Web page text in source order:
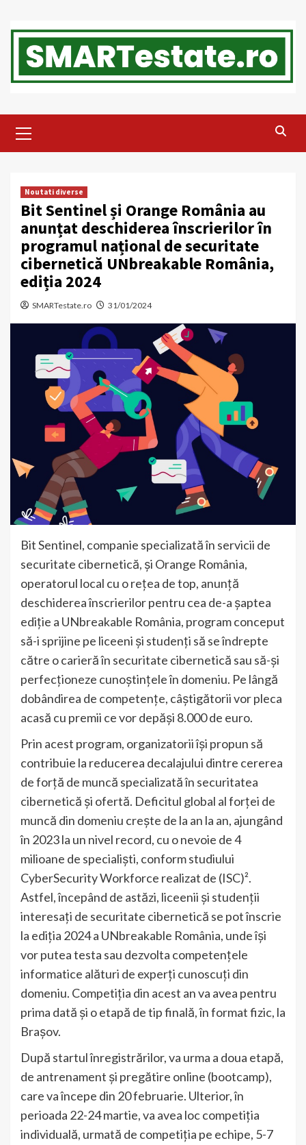
content
Menu
Noutati diverse
Bit Sentinel și Orange România au
anunțat deschiderea înscrierilor în
programul național de securitate
cibernetică UNbreakable România,
ediția 2024
SMARTestate.ro 31/01/2024
Bit Sentinel, companie specializată în servicii de
securitate cibernetică, și Orange România,
operatorul local cu o rețea de top, anunță
deschiderea înscrierilor pentru cea de-a șaptea
ediție a UNbreakable România, program conceput
să-i sprijine pe liceeni și studenți să se îndrepte
către o carieră în securitate cibernetică sau să-și
perfecționeze cunoștințele în domeniu. Pe lângă
dobândirea de competențe, câștigătorii vor pleca
acasă cu premii ce vor depăși 8.000 de euro.
Prin acest program, organizatorii își propun să
contribuie la reducerea decalajului dintre cererea
de forță de muncă specializată în securitatea
cibernetică și ofertă. Deficitul global al forței de
muncă din domeniu crește de la an la an, ajungând
în 2023 la un nivel record, cu o nevoie de 4
milioane de specialiști, conform studiului
CyberSecurity Workforce realizat de (ISC)².
Astfel, începând de astăzi, liceenii și studenții
interesați de securitate cibernetică se pot înscrie
la ediția 2024 a UNbreakable România, unde își
vor putea testa sau dezvolta competențele
informatice alături de experți cunoscuți din
domeniu. Competiția din acest an va avea pentru
prima dată și o etapă de tip finală, în format fizic, la
Brașov.
După startul înregistrărilor, va urma a doua etapă,
de antrenament și pregătire online (bootcamp),
care va începe din 20 februarie. Ulterior, în
perioada 22-24 martie, va avea loc competiția
individuală, urmată de competiția pe echipe, 5-7